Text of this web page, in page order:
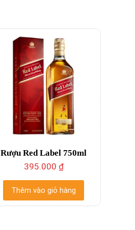
Rượu Red Label 750ml
395.000 ₫
Thêm vào giỏ hàng